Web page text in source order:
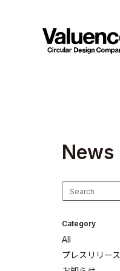
News
Category
All
プレスリリース